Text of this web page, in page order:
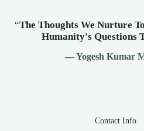
“The Thoughts We Nurture
Humanity's Questions
— Yogesh Kumar
Contact Info